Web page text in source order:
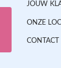
JOUW
ONZE
CONTACT